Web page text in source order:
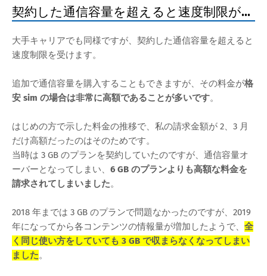
契約した通信容量を超えると速度制限が...
大手キャリアでも同様ですが、契約した通信容量を超えると
速度制限を受けます。
追加で通信容量を購入することもできますが、その料金が格
安 sim の場合は非常に高額であることが多いです。
はじめの方で示した料金の推移で、私の請求金額が 2、3 月
だけ高額だったのはそのためです。
当時は 3 GB のプランを契約していたのですが、通信容量オ
ーバーとなってしまい、 6 GB のプランよりも高額な料金を
請求されてしまいました。
2018 年までは 3 GB のプランで問題なかったのですが、2019
年になってから各コンテンツの情報量が増加したようで、 全
く同じ使い方をしていても 3 GB で収まらなくなってしまい
ました。